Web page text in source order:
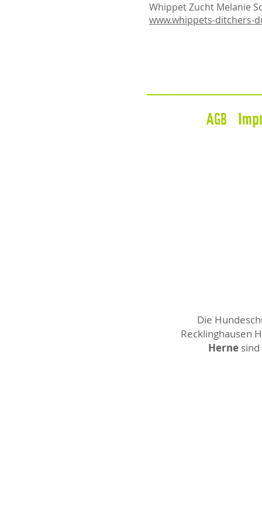
Whippet Zucht Melanie
www.whippets-ditchers-
AGB
Die
Recklinghausen
Hernesind